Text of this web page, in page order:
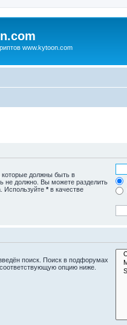
www.kytoon.com
которые должны быть в
не должно. Вы можете разделить
Используйте * в качестве
поиск. Поиск в подфорумах
опцию ниже.